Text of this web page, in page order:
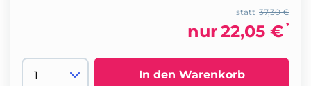
37,30 €
statt
nur22,05 € *
In den Warenkorb